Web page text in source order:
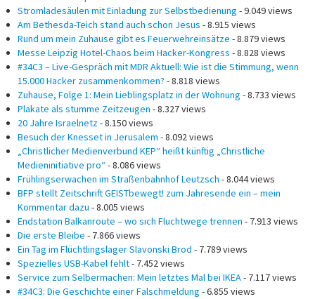
Stromladesäulen mit Einladung zur Selbstbedienung - 9.049 views
Am Bethesda-Teich stand auch schon Jesus - 8.915 views
Rund um mein Zuhause gibt es Feuerwehreinsätze - 8.879 views
Messe Leipzig Hotel-Chaos beim Hacker-Kongress - 8.828 views
#34C3 – Live-Gespräch mit MDR Aktuell: Wie ist die Stimmung, wenn
15.000 Hacker zusammenkommen? - 8.818 views
Zuhause, Folge 1: Mein Lieblingsplatz in der Wohnung - 8.733 views
Plakate als stumme Zeitzeugen - 8.327 views
20 Jahre Israelnetz- 8.150 views
Besuch der Knesset in Jerusalem - 8.092 views
„Christlicher Medienverbund KEP“ heißt künftig „Christliche
Medieninitiative pro“- 8.086 views
Frühlingserwachen im Straßenbahnhof Leutzsch - 8.044 views
BFP stellt Zeitschrift GEISTbewegt! zum Jahresende ein – mein
Kommentar dazu - 8.005 views
Endstation Balkanroute – wo sich Fluchtwege trennen - 7.913 views
Die erste Bleibe - 7.866 views
Ein Tag im Flüchtlingslager Slavonski Brod - 7.789 views
Spezielles USB-Kabel fehlt- 7.452 views
Service zum Selbermachen: Mein letztes Mal bei IKEA- 7.117 views
#34C3: Die Geschichte einer Falschmeldung - 6.855 views